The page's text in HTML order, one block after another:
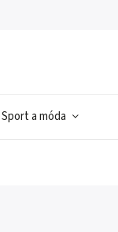
Sport a móda